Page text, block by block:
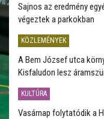
Sajnos az eredmény
végeztek a parkokban
KÖZLEMÉNYEK
A Bem József utca
Kisfaludon lesz
KULTÚRA
Vasárnap folytatódik a